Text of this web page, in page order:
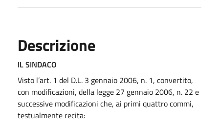
Descrizione
IL SINDACO
Visto l’art. 1 del D.L. 3 gennaio 2006, n. 1, convertito,
con modificazioni, della legge 27 gennaio 2006, n. 22 e
successive modificazioni che, ai primi quattro commi,
testualmente recita: